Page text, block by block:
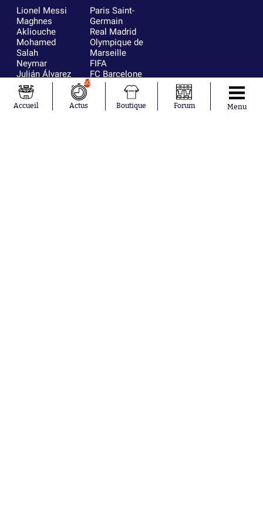
Lionel Messi
Maghnes
Akliouche
Mohamed
Salah
Neymar
Julián Álvarez
Ferrán Torres
Kilian Corredor
Franco
Paris Saint-
Germain
Real Madrid
Olympique de
Marseille
FIFA
FC Barcelone
Argentine
Olympique
lyonnais
Accueil
10
Actus Boutique Forum Menu